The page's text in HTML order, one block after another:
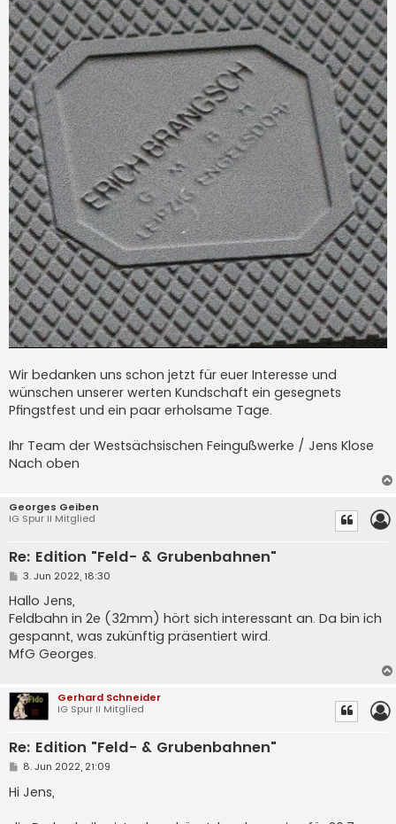
Wir bedanken uns schon jetzt für euer Interesse und
wünschen unserer werten Kundschaft ein gesegnets
Pfingstfest und ein paar erholsame Tage.
Ihr Team der Westsächsischen Feingußwerke / Jens Klose
Nach oben
Georges Geiben
IG Spur II Mitglied
Re: Edition "Feld- & Grubenbahnen"
B
i
t
r
a
g
3. Jun 2022, 18:30
Hallo Jens,
Feldbahn in 2e (32mm) hört sich interessant an. Da bin ich
gespannt, was zukünftig präsentiert wird.
MfG Georges.
Gerhard Schneider
IG Spur II Mitglied
Re: Edition "Feld- & Grubenbahnen"
B8. Jun 2022, 21:09
Hi Jens,